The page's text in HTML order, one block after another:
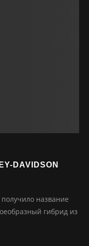
DAVIDSON
название
гибрид из